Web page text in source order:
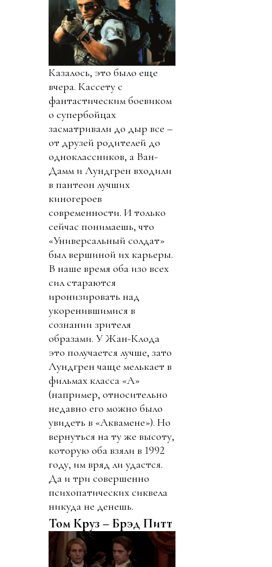
Казалось, это было еще
вчера. Кассету с
фантастическим боевиком
о супербойцах
засматривали до дыр все –
от друзей родителей до
одноклассников, а Ван-
Дамм и Лундгрен входили
в пантеон лучших
киногероев
современности. И только
сейчас понимаешь, что
«Универсальный солдат»
был вершиной их карьеры.
В наше время оба изо всех
сил стараются
иронизировать над
укоренившимися в
сознании зрителя
образами. У Жан-Клода
это получается лучше, зато
Лундгрен чаще мелькает в
фильмах класса «А»
(например, относительно
недавно его можно было
увидеть в «Аквамене»). Но
вернуться на ту же высоту,
которую оба взяли в 1992
году, им вряд ли удастся.
Да и три совершенно
психопатических сиквела
никуда не денешь.
Том Круз – Брэд Питт